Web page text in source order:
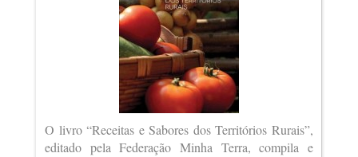
O livro “Receitas e Sabores dos Territórios Rurais”,
editado pela Federação Minha Terra, compila e